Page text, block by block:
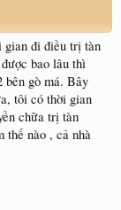
gian đi điều trị tàn
bao lâu thì
bên gò má. Bây
tôi có thời gian
chữa trị tàn
thế nào , cả nhà